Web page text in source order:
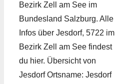
Bezirk Zell am See im
Bundesland Salzburg. Alle
Infos über Jesdorf, 5722 im
Bezirk Zell am See findest
du hier. Übersicht von
Jesdorf Ortsname: Jesdorf